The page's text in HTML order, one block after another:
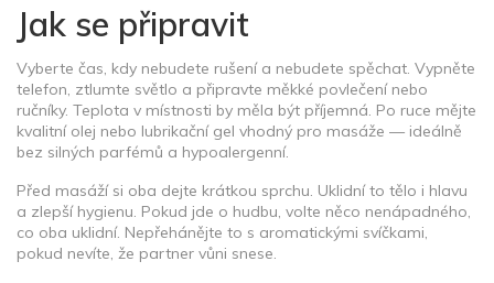
Jak se připravit
Vyberte čas, kdy nebudete rušení a nebudete spěchat. Vypněte
telefon, ztlumte světlo a připravte měkké povlečení nebo
ručníky. Teplota v místnosti by měla být příjemná. Po ruce mějte
kvalitní olej nebo lubrikační gel vhodný pro masáže — ideálně
bez silných parfémů a hypoalergenní.
Před masáží si oba dejte krátkou sprchu. Uklidní to tělo i hlavu
a zlepší hygienu. Pokud jde o hudbu, volte něco nenápadného,
co oba uklidní. Nepřehánějte to s aromatickými svíčkami,
pokud nevíte, že partner vůni snese.